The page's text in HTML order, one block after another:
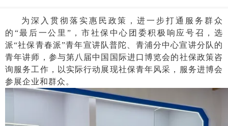
为深入贯彻落实惠民政策，进一步打通服务群众
的 “最后一公里”，市社保中心团委积极响应号召，选
派“社保青春派”青年宣讲队普陀、青浦分中心宣讲分队的
青年讲师，参与第八届中国国际进口博览会的社保政策咨
询服务工作，以实际行动展现社保青年风采，服务进博会
参展企业和群众。